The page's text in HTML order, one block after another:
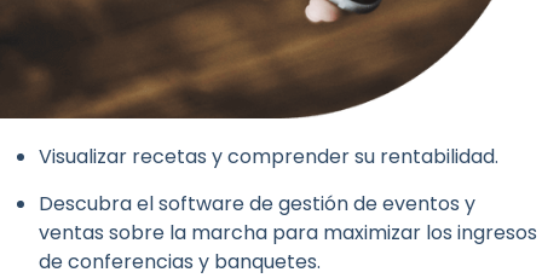
Visualizar recetas y comprender su rentabilidad.
Descubra el software de gestión de eventos y
ventas sobre la marcha para maximizar los ingresos
de conferencias y banquetes.